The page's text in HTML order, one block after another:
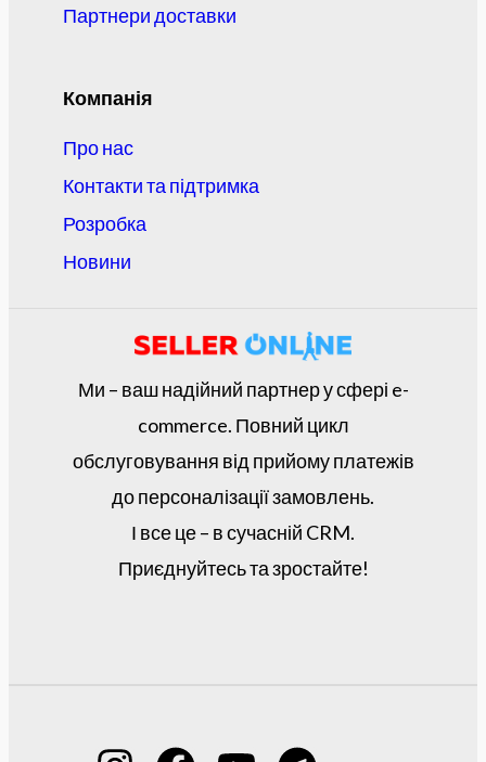
Партнери доставки
Компанія
Про нас
Контакти та підтримка
Розробка
Новини
Ми – ваш надійний партнер у сфері e-
commerce. Повний цикл
обслуговування від прийому платежів
до персоналізації замовлень.
І все це – в сучасній CRM.
Приєднуйтесь та зростайте!